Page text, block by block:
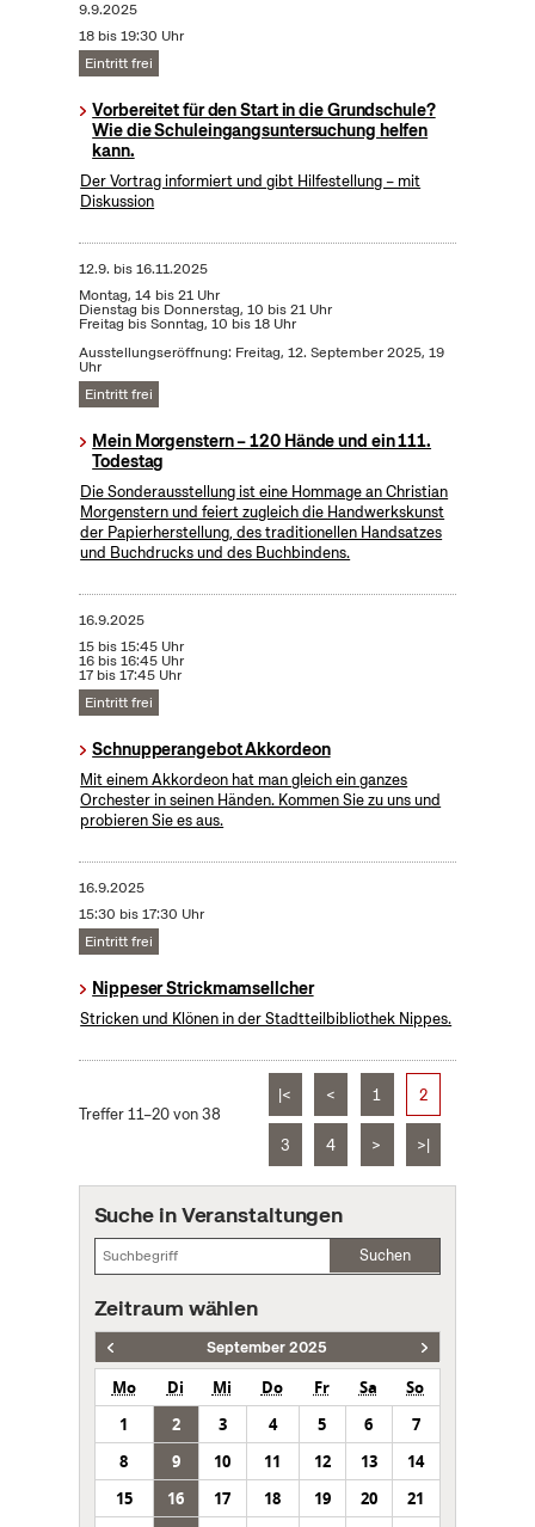
9.9.2025
18 bis 19:30 Uhr
Eintritt frei
Vorbereitet für den Start in die Grundschule?
Wie die Schuleingangsuntersuchung helfen
kann.
Der Vortrag informiert und gibt Hilfestellung – mit
Diskussion
12.9. bis16.11.2025
Montag, 14 bis 21 Uhr
Dienstag bis Donnerstag, 10 bis 21 Uhr
Freitag bis Sonntag, 10 bis 18 Uhr
Ausstellungseröffnung: Freitag, 12. September 2025, 19
Uhr
Eintritt frei
Mein Morgenstern – 120 Hände und ein 111.
Todestag
Die Sonderausstellung ist eine Hommage an Christian
Morgenstern und feiert zugleich die Handwerkskunst
der Papierherstellung, des traditionellen Handsatzes
und Buchdrucks und des Buchbindens.
16.9.2025
15 bis 15:45 Uhr
16 bis 16:45 Uhr
17 bis 17:45 Uhr
Eintritt frei
Schnupperangebot Akkordeon
Mit einem Akkordeon hat man gleich ein ganzes
Orchester in seinen Händen. Kommen Sie zu uns und
probieren Sie es aus.
16.9.2025
15:30 bis 17:30 Uhr
Eintritt frei
Nippeser Strickmamsellcher
Stricken und Klönen in der Stadtteilbibliothek Nippes.
Treffer 11–20 von 38
|< < 1 2
3 4 > >|
Suche in Veranstaltungen
Suchen
Zeitraum wählen
September 2025
Mo Di Mi Do Fr Sa
So
1
2 3 4 5 6
7
8
9 10 11 12 13
14
15
16 17 18 19 20
21